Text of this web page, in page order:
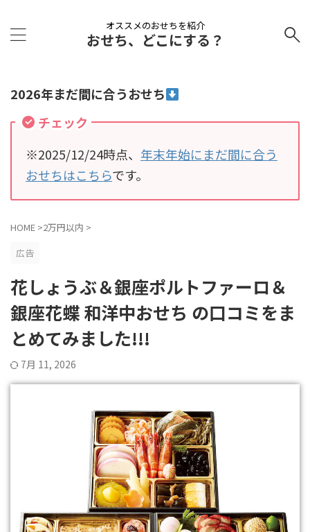
オススメのおせちを紹介
おせち、どこにする？
2026年まだ間に合うおせち
チェック
※2025/12/24時点、 年末年始にまだ間に合う
おせちはこちらです。
HOME >2万円以内 >
広告
花しょうぶ＆銀座ポルトファーロ＆
銀座花蝶 和洋中おせち の口コミをま
とめてみました!!!
7月 11, 2026